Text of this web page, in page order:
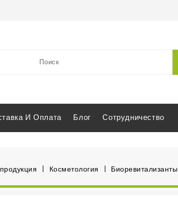
И Оплата Блог Сотрудничество
Косметология Биоревитализанты